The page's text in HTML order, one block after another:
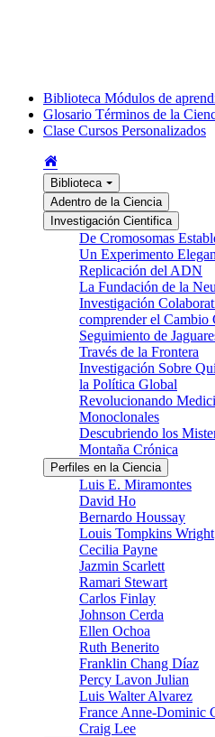
Biblioteca Módulos de
Glosario Términos de la
Clase Cursos Personalizados
Biblioteca
Adentro de la Ciencia
Investigación Cientifica
De Cromosomas
Un Experimento
Replicación del ADN
La Fundación de la
Investigación
comprender el Cambio
Seguimiento de
Través de la Frontera
Investigación Sobre
la Política Global
Revolucionando
Monoclonales
Descubriendo los
Montaña Crónica
Perfiles en la Ciencia
Luis E. Miramontes
David Ho
Bernardo Houssay
Louis Tompkins Wright
Cecilia Payne
Jazmin Scarlett
Ramari Stewart
Carlos Finlay
Johnson Cerda
Ellen Ochoa
Ruth Benerito
Franklin Chang Díaz
Percy Lavon Julian
Luis Walter Alvarez
France Anne-Dominic
Craig Lee